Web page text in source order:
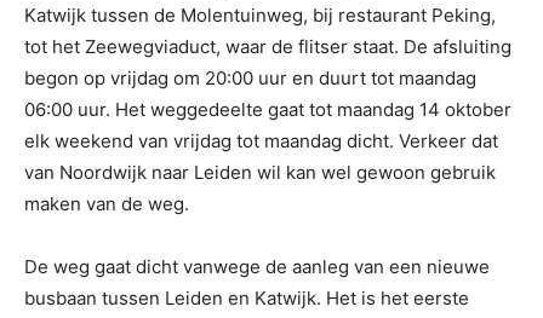
Katwijk tussen de Molentuinweg, bij restaurant Peking,
tot het Zeewegviaduct, waar de flitser staat. De afsluiting
begon op vrijdag om 20:00 uur en duurt tot maandag
06:00 uur. Het weggedeelte gaat tot maandag 14 oktober
elk weekend van vrijdag tot maandag dicht. Verkeer dat
van Noordwijk naar Leiden wil kan wel gewoon gebruik
maken van de weg.
De weg gaat dicht vanwege de aanleg van een nieuwe
busbaan tussen Leiden en Katwijk. Het is het eerste